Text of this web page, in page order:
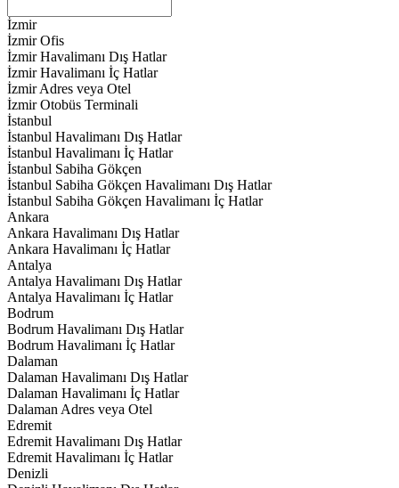
İzmir
İzmir Ofis
İzmir Havalimanı Dış Hatlar
İzmir Havalimanı İç Hatlar
İzmir Adres veya Otel
İzmir Otobüs Terminali
İstanbul
İstanbul Havalimanı Dış Hatlar
İstanbul Havalimanı İç Hatlar
İstanbul Sabiha Gökçen
İstanbul Sabiha Gökçen Havalimanı Dış Hatlar
İstanbul Sabiha Gökçen Havalimanı İç Hatlar
Ankara
Ankara Havalimanı Dış Hatlar
Ankara Havalimanı İç Hatlar
Antalya
Antalya Havalimanı Dış Hatlar
Antalya Havalimanı İç Hatlar
Bodrum
Bodrum Havalimanı Dış Hatlar
Bodrum Havalimanı İç Hatlar
Dalaman
Dalaman Havalimanı Dış Hatlar
Dalaman Havalimanı İç Hatlar
Dalaman Adres veya Otel
Edremit
Edremit Havalimanı Dış Hatlar
Edremit Havalimanı İç Hatlar
Denizli